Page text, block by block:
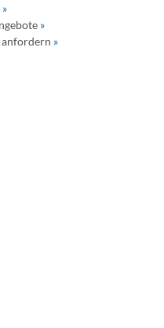
»
»
»